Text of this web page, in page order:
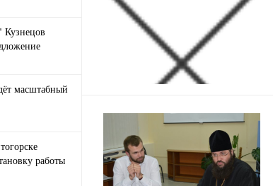
Кузнецов
масштабный
работы